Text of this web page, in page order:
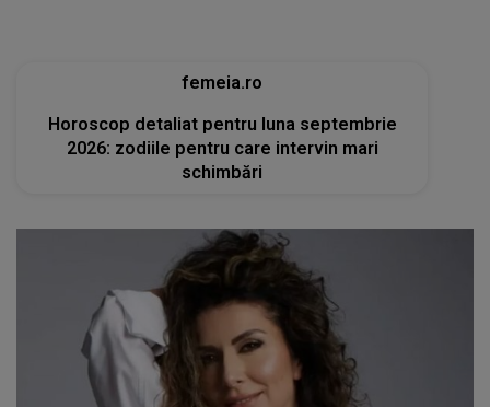
femeia.ro
Horoscop detaliat pentru luna septembrie
2026: zodiile pentru care intervin mari
schimbări